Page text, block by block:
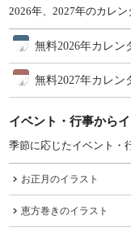
2026年、2027年のカレン
無料2026年カレン
無料2027年カレン
イベント・行事から
季節に応じたイベント・
お正月のイラスト
恵方巻きのイラスト